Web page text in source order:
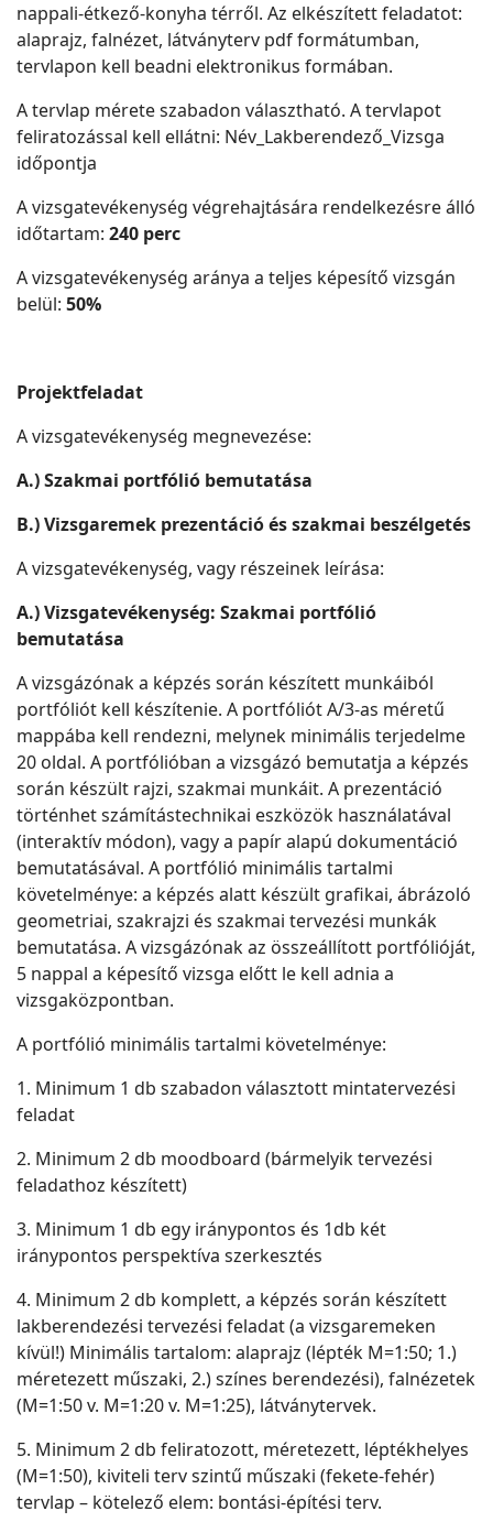
nappali-étkező-konyha térről. Az elkészített feladatot:
alaprajz, falnézet, látványterv pdf formátumban,
tervlapon kell beadni elektronikus formában.
A tervlap mérete szabadon választható. A tervlapot
feliratozással kell ellátni: Név_Lakberendező_Vizsga
időpontja
A vizsgatevékenység végrehajtására rendelkezésre álló
időtartam: 240 perc
A vizsgatevékenység aránya a teljes képesítő vizsgán
belül: 50%
Projektfeladat
A vizsgatevékenység megnevezése:
A.) Szakmai portfólió bemutatása
B.) Vizsgaremek prezentáció és szakmai beszélgetés
A vizsgatevékenység, vagy részeinek leírása:
A.) Vizsgatevékenység: Szakmai portfólió
bemutatása
A vizsgázónak a képzés során készített munkáiból
portfóliót kell készítenie. A portfóliót A/3-as méretű
mappába kell rendezni, melynek minimális terjedelme
20 oldal. A portfólióban a vizsgázó bemutatja a képzés
során készült rajzi, szakmai munkáit. A prezentáció
történhet számítástechnikai eszközök használatával
(interaktív módon), vagy a papír alapú dokumentáció
bemutatásával. A portfólió minimális tartalmi
követelménye: a képzés alatt készült grafikai, ábrázoló
geometriai, szakrajzi és szakmai tervezési munkák
bemutatása. A vizsgázónak az összeállított portfólióját,
5 nappal a képesítő vizsga előtt le kell adnia a
vizsgaközpontban.
A portfólió minimális tartalmi követelménye:
1. Minimum 1 db szabadon választott mintatervezési
feladat
2. Minimum 2 db moodboard (bármelyik tervezési
feladathoz készített)
3. Minimum 1 db egy iránypontos és 1db két
iránypontos perspektíva szerkesztés
4. Minimum 2 db komplett, a képzés során készített
lakberendezési tervezési feladat (a vizsgaremeken
kívül!) Minimális tartalom: alaprajz (lépték M=1:50; 1.)
méretezett műszaki, 2.) színes berendezési), falnézetek
(M=1:50 v. M=1:20 v. M=1:25), látványtervek.
5. Minimum 2 db feliratozott, méretezett, léptékhelyes
(M=1:50), kiviteli terv szintű műszaki (fekete-fehér)
tervlap – kötelező elem: bontási-építési terv.